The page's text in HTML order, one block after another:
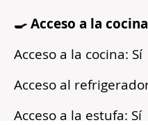
🍳 Acceso a la cocina
Acceso a la cocina: Sí
Acceso al
Acceso a la estufa: Sí